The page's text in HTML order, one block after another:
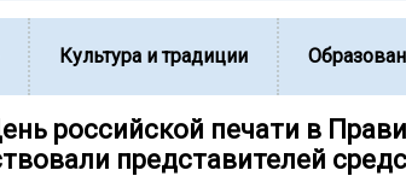
Культура и традиции
российской печати в
представителей